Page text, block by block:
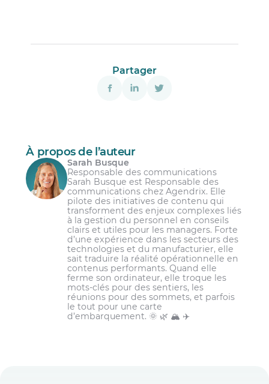
Partager
À propos de l’auteur
Sarah Busque
Responsable des communications
Sarah Busque est Responsable des
communications chez Agendrix. Elle
pilote des initiatives de contenu qui
transforment des enjeux complexes liés
à la gestion du personnel en conseils
clairs et utiles pour les managers. Forte
d’une expérience dans les secteurs des
technologies et du manufacturier, elle
sait traduire la réalité opérationnelle en
contenus performants. Quand elle
ferme son ordinateur, elle troque les
mots-clés pour des sentiers, les
réunions pour des sommets, et parfois
le tout pour une carte
d’embarquement. 🌞 🌿 🏔️ ✈️